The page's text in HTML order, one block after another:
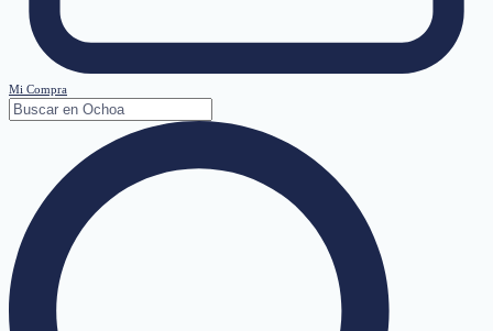
Mi Compra